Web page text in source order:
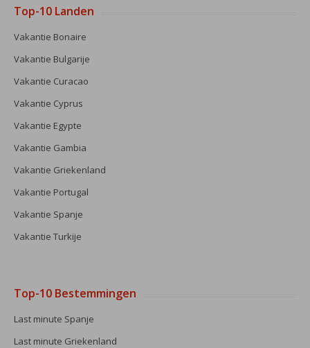
Top-10 Landen
Vakantie Bonaire
Vakantie Bulgarije
Vakantie Curacao
Vakantie Cyprus
Vakantie Egypte
Vakantie Gambia
Vakantie Griekenland
Vakantie Portugal
Vakantie Spanje
Vakantie Turkije
Top-10 Bestemmingen
Last minute Spanje
Last minute Griekenland